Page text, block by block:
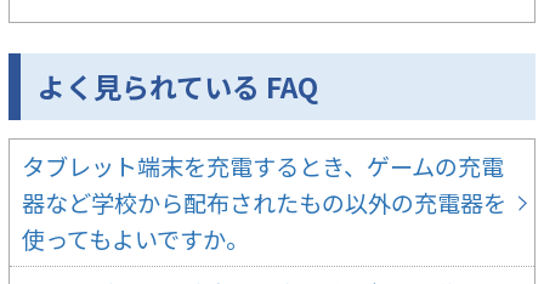
よく見られている FAQ
タブレット端末を充電するとき、ゲームの充電
器など学校から配布されたもの以外の充電器を
使ってもよいですか。